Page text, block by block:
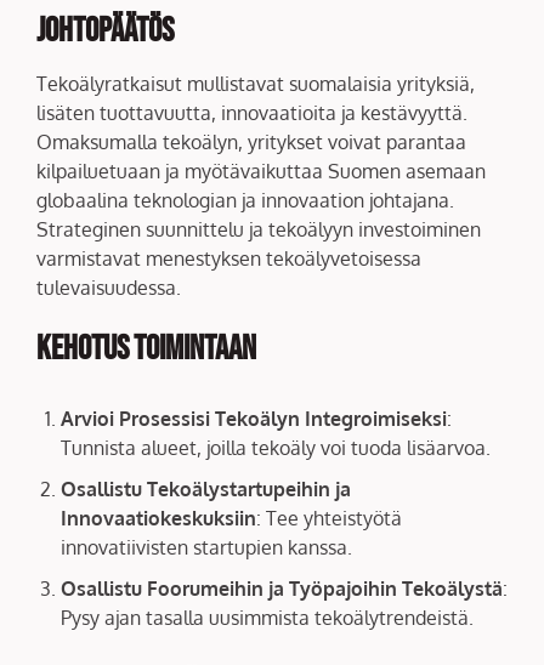
Johtopäätös
Tekoälyratkaisut mullistavat suomalaisia yrityksiä,
lisäten tuottavuutta, innovaatioita ja kestävyyttä.
Omaksumalla tekoälyn, yritykset voivat parantaa
kilpailuetuaan ja myötävaikuttaa Suomen asemaan
globaalina teknologian ja innovaation johtajana.
Strateginen suunnittelu ja tekoälyyn investoiminen
varmistavat menestyksen tekoälyvetoisessa
tulevaisuudessa.
Kehotus Toimintaan
Arvioi Prosessisi Tekoälyn Integroimiseksi:
Tunnista alueet, joilla tekoäly voi tuoda lisäarvoa.
Osallistu Tekoälystartupeihin ja
Innovaatiokeskuksiin: Tee yhteistyötä
innovatiivisten startupien kanssa.
Osallistu Foorumeihin ja Työpajoihin Tekoälystä:
Pysy ajan tasalla uusimmista tekoälytrendeistä.